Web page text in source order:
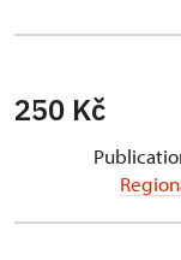
250 Kč